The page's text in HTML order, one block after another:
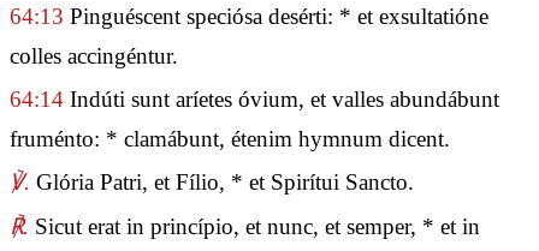
64:13 Pinguéscent speciósa desérti: * et exsultatióne
colles accingéntur.
64:14 Indúti sunt aríetes óvium, et valles abundábunt
fruménto: * clamábunt, étenim hymnum dicent.
℣. Glória Patri, et Fílio, * et Spirítui Sancto.
℟. Sicut erat in princípio, et nunc, et semper, * et in